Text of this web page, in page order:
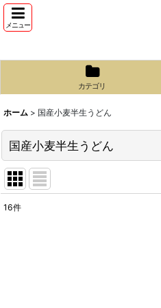
メニュー
カテゴリ
ホーム > 国産小麦半生うどん
国産小麦半生うどん
16件